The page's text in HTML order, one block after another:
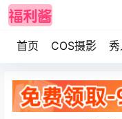
首页 COS摄影 秀